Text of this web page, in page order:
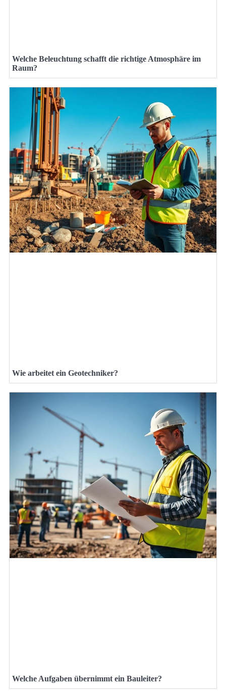
Welche Beleuchtung schafft die richtige Atmosphäre im
Raum?
Wie arbeitet ein Geotechniker?
Welche Aufgaben übernimmt ein Bauleiter?